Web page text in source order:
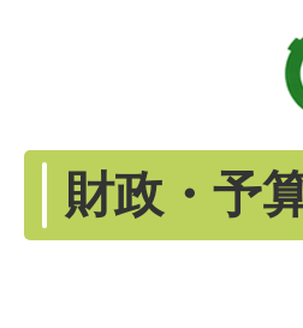
財政・予